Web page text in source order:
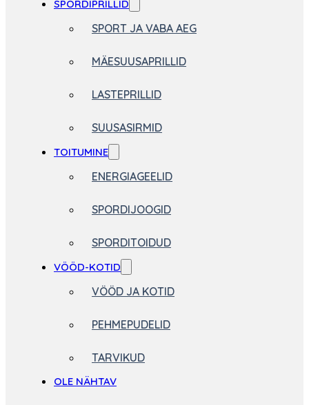
SPORDIPRILLID
SPORT JA VABA AEG
MÄESUUSAPRILLID
LASTEPRILLID
SUUSASIRMID
TOITUMINE
ENERGIAGEELID
SPORDIJOOGID
SPORDITOIDUD
VÖÖD-KOTID
VÖÖD JA KOTID
PEHMEPUDELID
TARVIKUD
OLE NÄHTAV